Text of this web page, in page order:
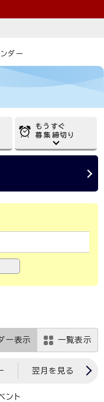
ダー
もうすぐ
募集締切り
ー表示 一覧表示
翌月を見る
ト